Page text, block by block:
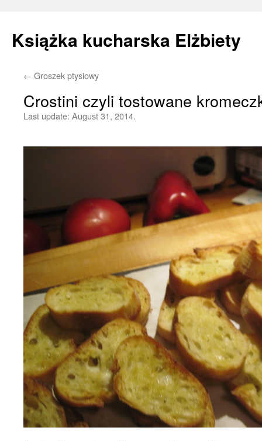
Książka kucharska Elżbiety
Skip
← Groszek ptysiowy
Crostini czyli tostowane
Last update: August 31, 2014.